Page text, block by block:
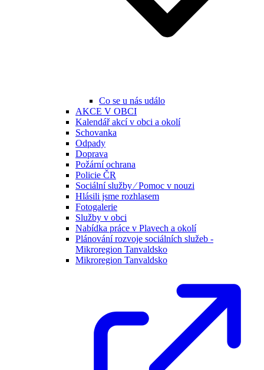
Co se u nás událo
AKCE V OBCI
Kalendář akcí v obci a okolí
Schovanka
Odpady
Doprava
Požární ochrana
Policie ČR
Sociální služby ⁄ Pomoc v nouzi
Hlásili jsme rozhlasem
Fotogalerie
Služby v obci
Nabídka práce v Plavech a okolí
Plánování rozvoje sociálních služeb -
Mikroregion Tanvaldsko
Mikroregion Tanvaldsko